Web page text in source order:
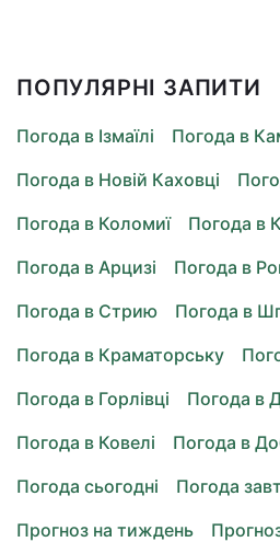
ПОПУЛЯРНІ ЗАПИТИ
Погода в Ізмаїлі
Погода в
Погода в Новій Каховці
Погода в Коломиї
Погода в
Погода в Арцизі
Погода в
Погода в Стрию
Погода в
Погода в Краматорську
Погода в Горлівці
Погода в
Погода в Ковелі
Погода в
Погода сьогодні
Погода
Прогноз на тиждень